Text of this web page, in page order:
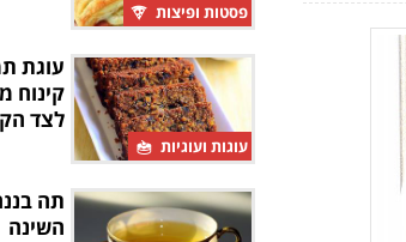
פסטות ופיצות
עוגות ועוגיות
עוגת
קינוח
לצד
תה
השינה